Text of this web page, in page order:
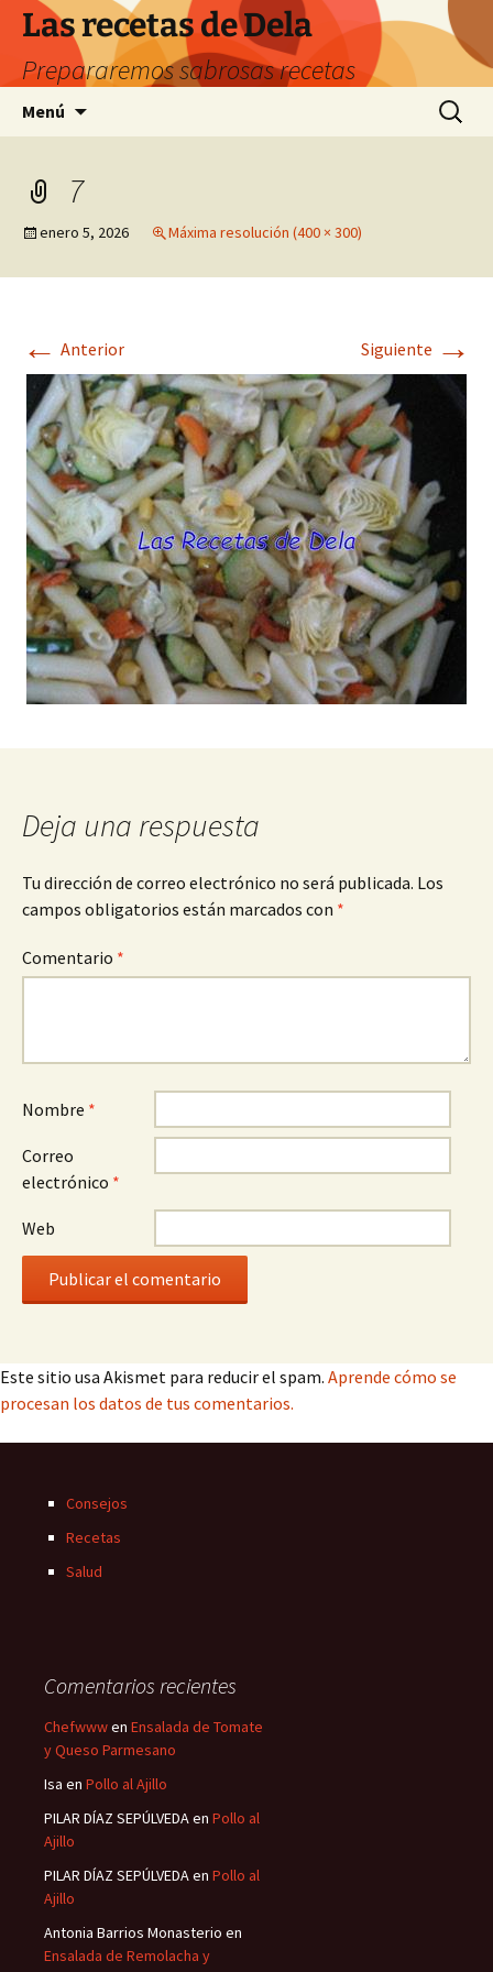
Saltar
contenido
Las recetas de Dela
Prepararemos sabrosas recetas
Menú Buscar:
7
enero 5, 2026 Máxima resolución (400 × 300)
← Anterior Siguiente →
Deja una respuesta
Tu dirección de correo electrónico no será publicada. Los
campos obligatorios están marcados con *
Comentario *
Nombre *
Correo
electrónico *
Web
Este sitio usa Akismet para reducir el spam. Aprende cómo se
procesan los datos de tus comentarios.
Consejos
Recetas
Salud
Comentarios recientes
Chefwwwen Ensalada de Tomate
y Queso Parmesano
Isa en Pollo al Ajillo
PILAR DÍAZ SEPÚLVEDAen Pollo al
Ajillo
PILAR DÍAZ SEPÚLVEDAen Pollo al
Ajillo
Antonia Barrios Monasterio en
Ensalada de Remolacha y